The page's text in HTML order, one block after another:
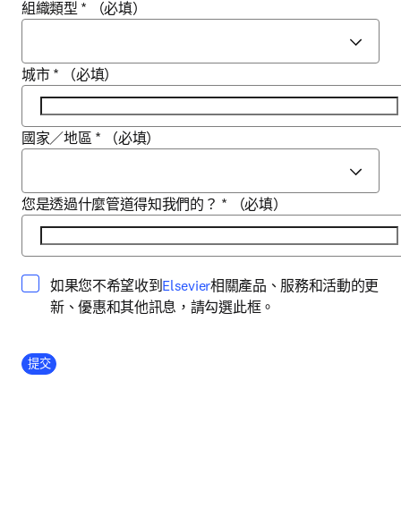
組織類型 * （必填）
城市 * （必填）
國家／地區 * （必填）
您是透過什麼管道得知我們的？ * （必填）
如果您不希望收到 Elsevieropens in new tab/window
相關產品、服務和活動的更
新、優惠和其他訊息，請勾選此框。
Company Division
提交